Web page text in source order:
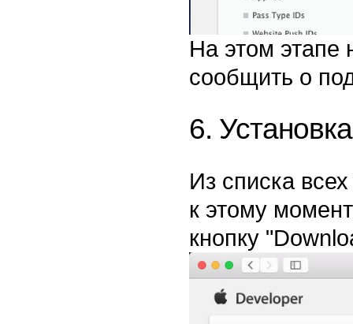
На этом этапе
сообщить о
6.
Из списка
к этому
кнопку